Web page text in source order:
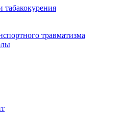
травматизма